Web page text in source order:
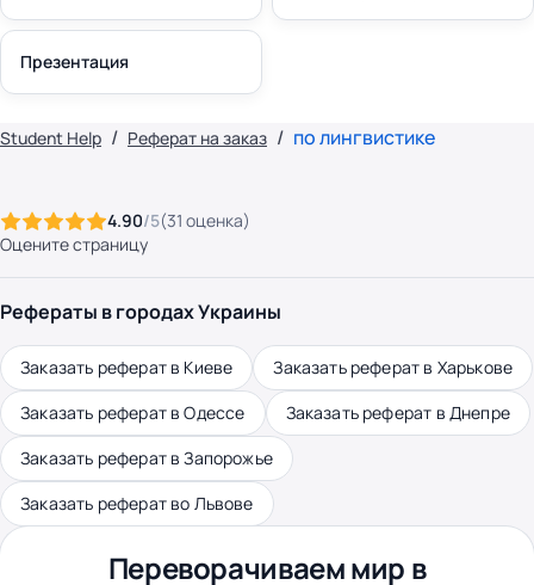
Презентация
Student Help Реферат на заказ по лингвистике
4.90/5(31 оценка)
Оцените страницу
Рефераты в городах Украины
Заказать реферат в Киеве
Заказать реферат в Харькове
Заказать реферат в Одессе
Заказать реферат в Днепре
Заказать реферат в Запорожье
Заказать реферат во Львове
Переворачиваем мир в